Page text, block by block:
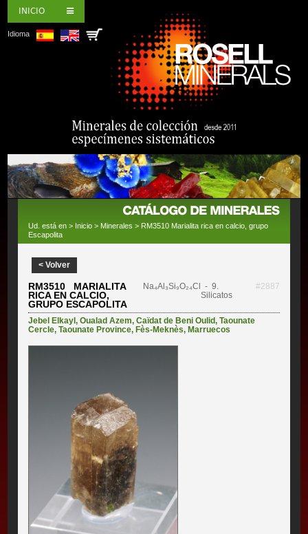
INICIO
Idioma
Ud. está en > Inicio > Minerales > RM3510 Marialita rica en calcio, grupo
Escapolita
< Volver
RM3510 MARIALITA
RICA EN CALCIO,
GRUPO ESCAPOLITA
Na₄Al₃Si₉O₂₄Cl - 9.
Silicatos
#2887
Jebel Elkayl,Oualad Azem,Caïdat de Beni Oulid,Taounate
Cercle,Taounate Province,Fès-Meknès,Marruecos